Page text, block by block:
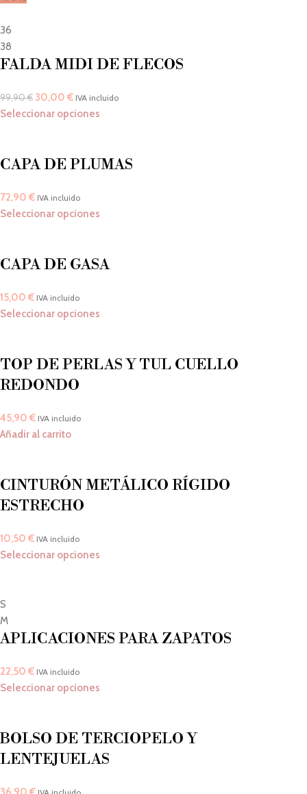
36
38
FALDA MIDI DE FLECOS
99,90€ 30,00 € IVA incluido
Seleccionar opciones
CAPA DE PLUMAS
72,90 € IVA incluido
Seleccionar opciones
CAPA DE GASA
15,00 € IVA incluido
Seleccionar opciones
TOP DE PERLAS Y TUL CUELLO
REDONDO
45,90 € IVA incluido
Añadir al carrito
CINTURÓN METÁLICO RÍGIDO
ESTRECHO
10,50 € IVA incluido
Seleccionar opciones
S
M
APLICACIONES PARA ZAPATOS
22,50 € IVA incluido
Seleccionar opciones
BOLSO DE TERCIOPELO Y
LENTEJUELAS